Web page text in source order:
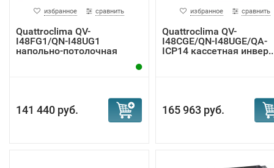
избранное сравнить
Quattroclima QV-
I48FG1/QN-I48UG1
напольно-потолочная
141 440 руб.
избранное сравнить
Quattroclima QV-
I48CGE/QN-I48UGE/QA-
ICP14 кассетная
165 963 руб.